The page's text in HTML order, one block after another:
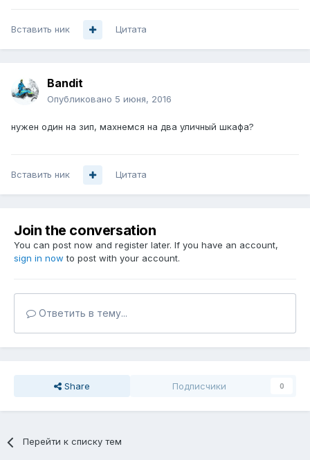
Вставить ник Цитата
Bandit
Опубликовано 5 июня, 2016
нужен один на зип, махнемся на два уличный шкафа?
Вставить ник Цитата
Join the conversation
You can post now and register later. If you have an account,
sign in now to post with your account.
Ответить в тему...
Share Подписчики 0
Перейти к списку тем